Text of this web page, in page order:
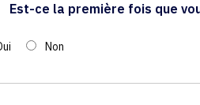
Est-ce la première fois que
Non